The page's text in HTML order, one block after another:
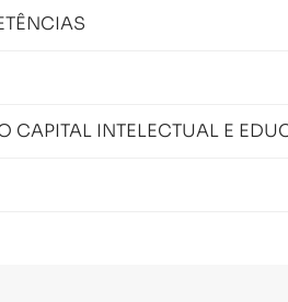
CAPITAL INTELECTUAL E